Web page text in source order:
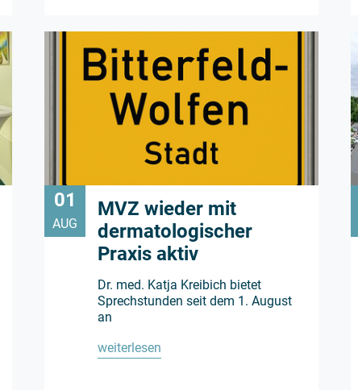
01
AUG
MVZ wieder mit
dermatologischer
Praxis aktiv
Dr. med. Katja Kreibich bietet
Sprechstunden seit dem 1. August
an
weiterlesen